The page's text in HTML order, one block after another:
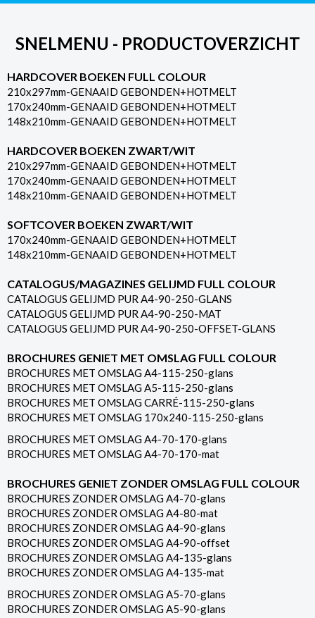
SNELMENU - PRODUCTOVERZICHT
HARDCOVER BOEKEN FULL COLOUR
210x297mm-GENAAID GEBONDEN+HOTMELT
170x240mm-GENAAID GEBONDEN+HOTMELT
148x210mm-GENAAID GEBONDEN+HOTMELT
HARDCOVER BOEKEN ZWART/WIT
210x297mm-GENAAID GEBONDEN+HOTMELT
170x240mm-GENAAID GEBONDEN+HOTMELT
148x210mm-GENAAID GEBONDEN+HOTMELT
SOFTCOVER BOEKEN ZWART/WIT
170x240mm-GENAAID GEBONDEN+HOTMELT
148x210mm-GENAAID GEBONDEN+HOTMELT
CATALOGUS/MAGAZINES GELIJMD FULL COLOUR
CATALOGUS GELIJMD PUR A4-90-250-GLANS
CATALOGUS GELIJMD PUR A4-90-250-MAT
CATALOGUS GELIJMD PUR A4-90-250-OFFSET-GLANS
BROCHURES GENIET MET OMSLAG FULL COLOUR
BROCHURES MET OMSLAG A4-115-250-glans
BROCHURES MET OMSLAG A5-115-250-glans
BROCHURES MET OMSLAG CARRÉ-115-250-glans
BROCHURES MET OMSLAG 170x240-115-250-glans
BROCHURES MET OMSLAG A4-70-170-glans
BROCHURES MET OMSLAG A4-70-170-mat
BROCHURES GENIET ZONDER OMSLAG FULL COLOUR
BROCHURES ZONDER OMSLAG A4-70-glans
BROCHURES ZONDER OMSLAG A4-80-mat
BROCHURES ZONDER OMSLAG A4-90-glans
BROCHURES ZONDER OMSLAG A4-90-offset
BROCHURES ZONDER OMSLAG A4-135-glans
BROCHURES ZONDER OMSLAG A4-135-mat
BROCHURES ZONDER OMSLAG A5-70-glans
BROCHURES ZONDER OMSLAG A5-90-glans